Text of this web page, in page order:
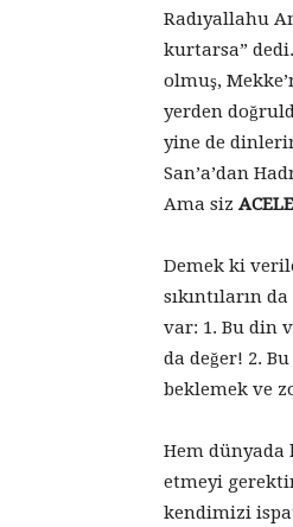
Radıyallahu
kurtarsa”
olmuş,
yerden
yine de
San’a’dan
Ama siz
Demek ki
sıkıntıların
var: 1. Bu din
da değer! 2.
beklemek ve
Hem
etmeyi
kendimizi